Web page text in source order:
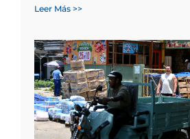
Leer Más >>